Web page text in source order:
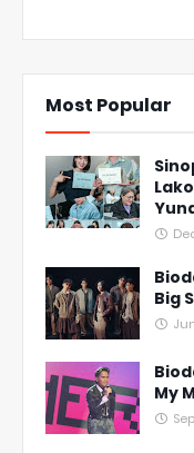
Most Popular
Big
My